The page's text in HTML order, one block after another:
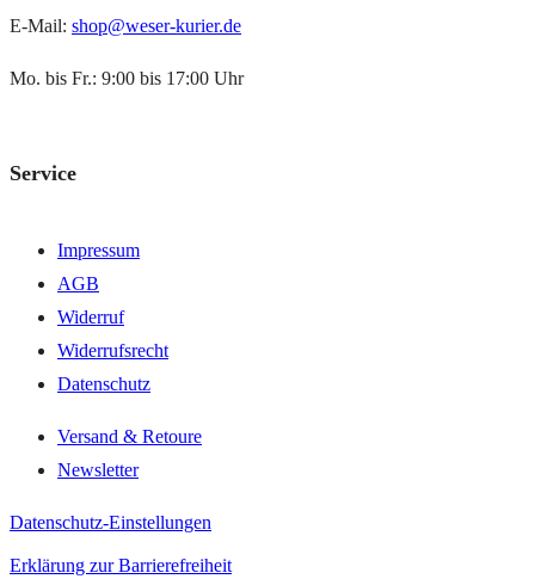
E-Mail: shop@weser-kurier.de
Mo. bis Fr.: 9:00 bis 17:00 Uhr
Service
Impressum
AGB
Widerruf
Widerrufsrecht
Datenschutz
Versand & Retoure
Newsletter
Datenschutz-Einstellungen
Erklärung zur Barrierefreiheit